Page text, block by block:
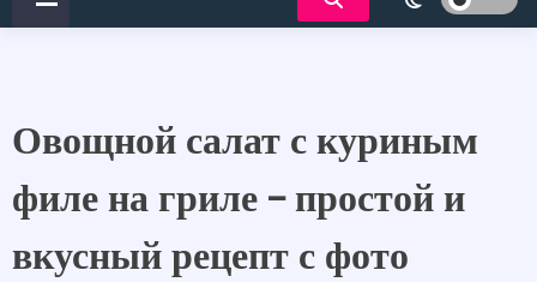
Овощной салат с куриным
филе на гриле – простой и
вкусный рецепт с фото